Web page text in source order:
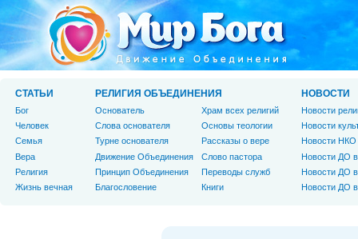
СТАТЬИ
Бог
Человек
Cемья
Вера
Религия
Жизнь вечная
РЕЛИГИЯ ОБЪЕДИНЕНИЯ
Основатель
Слова основателя
Турне основателя
Движение Объединения
Принцип Объединения
Благословение
Храм всех религий
Основы теологии
Рассказы о вере
Слово пастора
Переводы служб
Книги
НОВОСТИ
Новости
Новости
Новости НКО
Новости ДО
Новости ДО
Новости ДО